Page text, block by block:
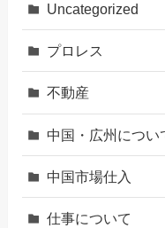
Uncategorized
プロレス
不動産
中国・広州につい
中国市場仕入
仕事について